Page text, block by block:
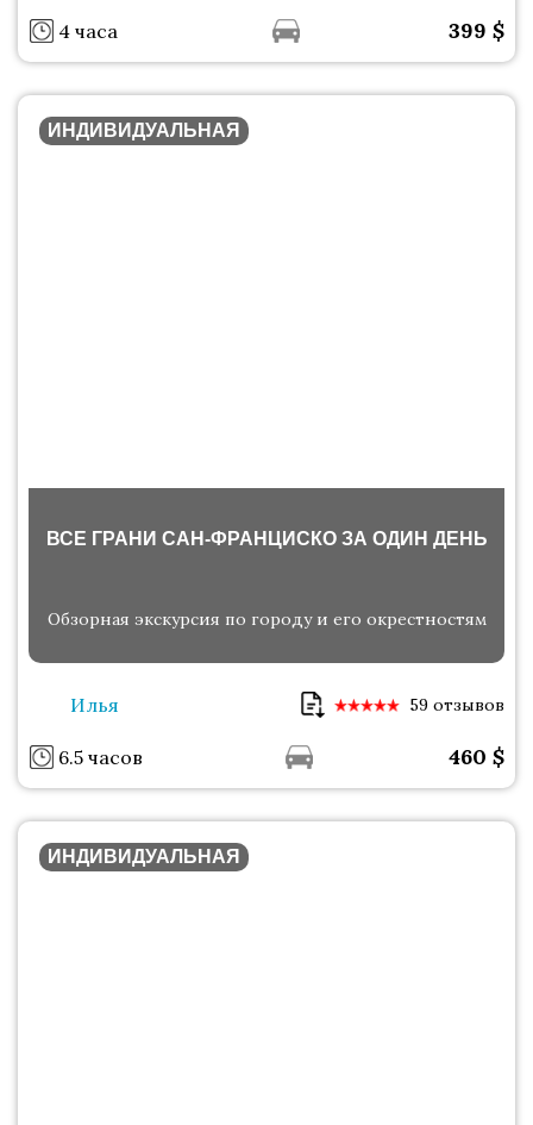
4 часа 399 $
ИНДИВИДУАЛЬНАЯ
ВСЕ ГРАНИ САН-ФРАНЦИСКО ЗА ОДИН ДЕНЬ
Обзорная экскурсия по городу и его окрестностям
Илья 59 отзывов
6.5 часов 460 $
ИНДИВИДУАЛЬНАЯ